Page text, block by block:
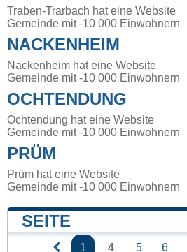
Traben-Trarbach hat eine Website
Gemeinde mit -10 000 Einwohnern
NACKENHEIM
Nackenheim hat eine Website
Gemeinde mit -10 000 Einwohnern
OCHTENDUNG
Ochtendung hat eine Website
Gemeinde mit -10 000 Einwohnern
PRÜM
Prüm hat eine Website
Gemeinde mit -10 000 Einwohnern
SEITE
1 4 5 6